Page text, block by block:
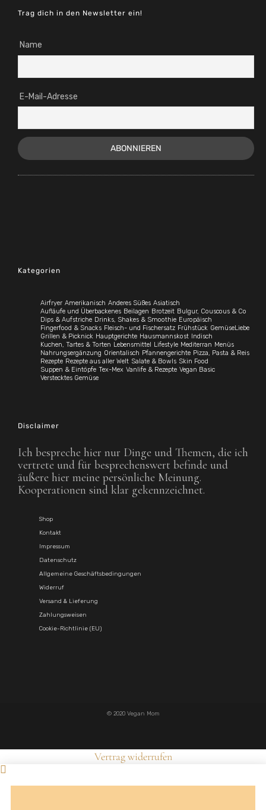
Trag dich in den Newsletter ein!
Name
E-Mail-Adresse
Kategorien
Airfryer Amerikanisch Anderes Süßes Asiatisch
Aufläufe und Überbackenes Beilagen Brotzeit Bulgur, Couscous & Co
Dips & Aufstriche Drinks, Shakes & Smoothie Europäisch
Fingerfood & Snacks Fleisch- und Fischersatz Frühstück GemüseLiebe
Grillen & Picknick Hauptgerichte Hausmannskost Indisch
Kuchen, Tartes & Torten Lebensmittel Lifestyle Mediterran Menüs
Nahrungsergänzung Orientalisch Pfannengerichte Pizza, Pasta & Reis
Rezepte Rezepte aus aller Welt Salate & Bowls Skin Food
Suppen & Eintöpfe Tex-Mex Vanlife & Rezepte Vegan Basic
Verstecktes Gemüse
Disclaimer
Ich bespreche hier nur Dinge und Themen, die ich
vertrete und für besprechenswert befinde und
äußere hier meine persönliche Meinung.
Kooperationen sind klar gekennzeichnet.
Shop
Kontakt
Impressum
Datenschutz
Allgemeine Geschäftsbedingungen
Widerruf
Versand & Lieferung
Zahlungsweisen
Cookie-Richtlinie (EU)
© 2020 Vegan Mom
Vertrag widerrufen